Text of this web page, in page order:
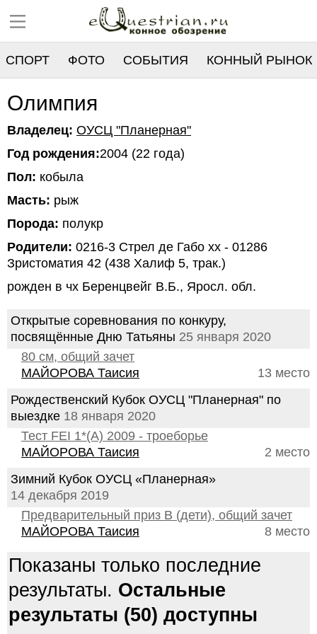
СПОРТ ФОТО СОБЫТИЯ КОННЫЙ РЫНОК
РЕЕСТР
Олимпия
Владелец: ОУСЦ "Планерная"
Год рождения:2004 (22 года)
Пол: кобыла
Масть: рыж
Порода: полукр
Родители: 0216-3 Стрел де Габо хх - 01286
Зристоматия 42 (438 Халиф 5, трак.)
рожден в чх Беренцвейг В.Б., Яросл. обл.
Открытые соревнования по конкуру,
посвящённые Дню Татьяны 25 января 2020
80 см, общий зачет
13 место
МАЙОРОВА Таисия
Рождественский Кубок ОУСЦ "Планерная" по
выездке 18 января 2020
Тест FEI 1*(А) 2009 - троеборье
2 место
МАЙОРОВА Таисия
Зимний Кубок ОУСЦ «Планерная»
14 декабря 2019
Предварительный приз В (дети), общий зачет
8 место
МАЙОРОВА Таисия
Показаны только последние
результаты. Остальные
результаты (50) доступны